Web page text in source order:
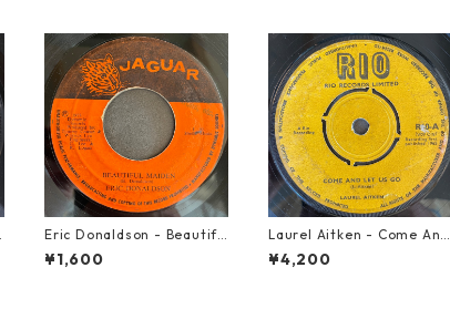
Eric Donaldson - Beautifu
l Maiden【7-21788】
¥1,600
Laurel Aitken - Come And
Let Us Go【7-21779】
¥4,200